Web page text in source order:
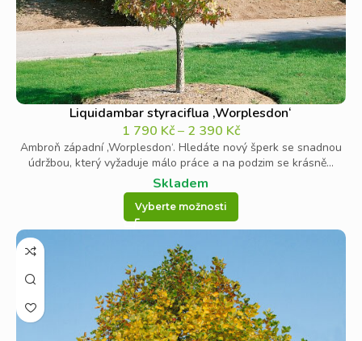
Liquidambar styraciflua ‚Worplesdon‘
1 790 Kč– 2 390 Kč
Ambroň západní ‚Worplesdon‘. Hledáte nový šperk se snadnou
údržbou, který vyžaduje málo práce a na podzim se krásně...
Skladem
Vyberte možnosti